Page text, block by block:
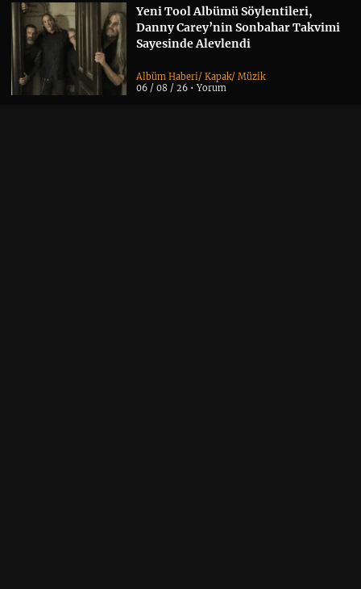
Yeni Tool Albümü Söylentileri,
Danny Carey’nin Sonbahar Takvimi
Sayesinde Alevlendi
Albüm Haberi/Kapak/Müzik
06 / 08 / 26 •Yorum